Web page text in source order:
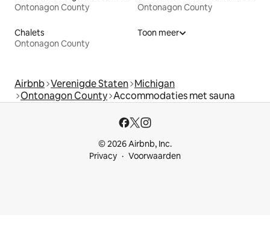
Ontonagon County
Ontonagon County
Chalets
Ontonagon County
Toon meer
Airbnb Verenigde Staten Michigan
Ontonagon County Accommodaties met sauna
© 2026 Airbnb, Inc.
Privacy
Voorwaarden